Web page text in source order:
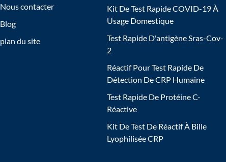
Nous contacter
Blog
plan du site
Kit De Test Rapide COVID-19 À
Usage Domestique
Test Rapide D'antigène Sras-Cov-
2
Réactif Pour Test Rapide De
Détection De CRP Humaine
Test Rapide De Protéine C-
Réactive
Kit De Test De Réactif À Bille
Lyophilisée CRP